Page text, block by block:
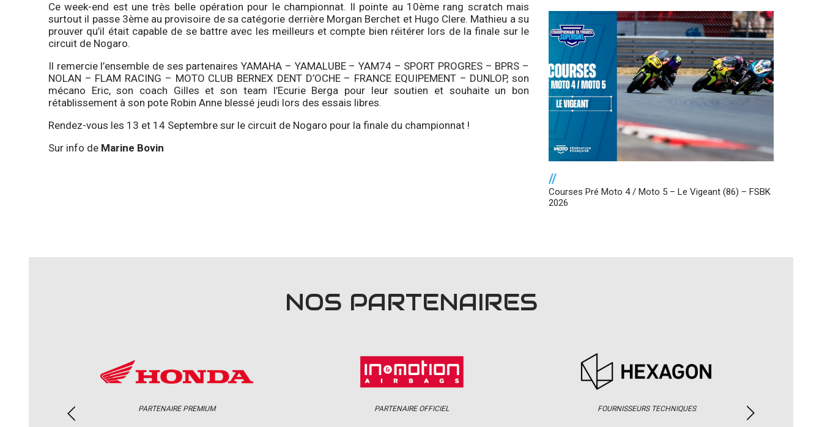
Ce week-end est une très belle opération pour le championnat. Il pointe au 10ème rang scratch mais
surtout il passe 3ème au provisoire de sa catégorie derrière Morgan Berchet et Hugo Clere. Mathieu a su
prouver qu’il était capable de se battre avec les meilleurs et compte bien réitérer lors de la finale sur le
circuit de Nogaro.
Il remercie l’ensemble de ses partenaires YAMAHA – YAMALUBE – YAM74 – SPORT PROGRES – BPRS –
NOLAN – FLAM RACING – MOTO CLUB BERNEX DENT D’OCHE – FRANCE EQUIPEMENT – DUNLOP, son
mécano Eric, son coach Gilles et son team l’Ecurie Berga pour leur soutien et souhaite un bon
rétablissement à son pote Robin Anne blessé jeudi lors des essais libres.
Rendez-vous les 13 et 14 Septembre sur le circuit de Nogaro pour la finale du championnat !
Sur info de Marine Bovin
//
Courses Pré Moto 4 / Moto 5 – Le Vigeant (86) – FSBK
2026
NOS PARTENAIRES
PARTENAIRE PREMIUM PARTENAIRE OFFICIEL FOURNISSEURS TECHNIQUES